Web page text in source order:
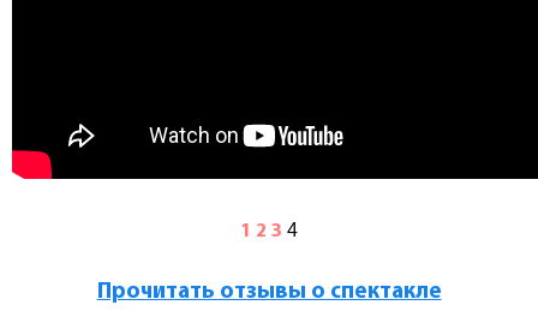
1 2 3 4
Прочитать отзывы о спектакле